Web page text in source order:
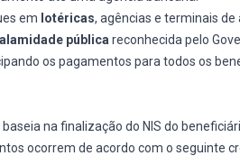
em lotéricas, agências e terminais
pública reconhecida pelo
os pagamentos para todos os
na finalização do NIS do
ocorrem de acordo com o seguinte